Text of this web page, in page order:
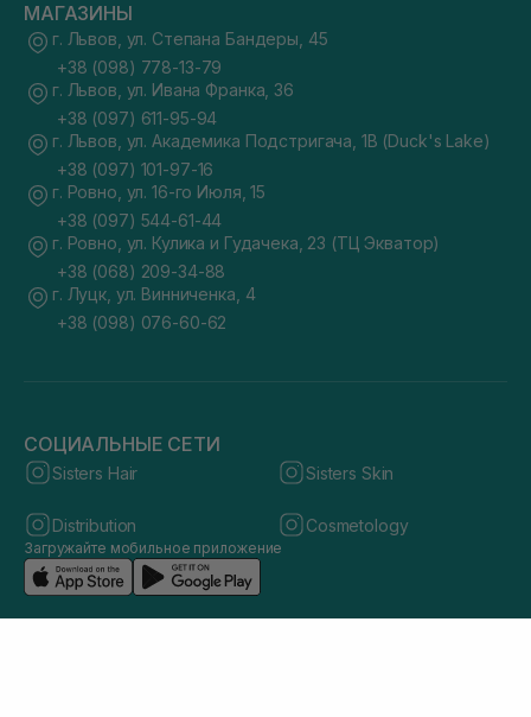
МАГАЗИНЫ
г. Львов, ул. Степана Бандеры, 45
+38 (098) 778-13-79
г. Львов, ул. Ивана Франка, 36
+38 (097) 611-95-94
г. Львов, ул. Академика Подстригача, 1В (Duck's Lake)
+38 (097) 101-97-16
г. Ровно, ул. 16-го Июля, 15
+38 (097) 544-61-44
г. Ровно, ул. Кулика и Гудачека, 23 (ТЦ Экватор)
+38 (068) 209-34-88
г. Луцк, ул. Винниченка, 4
+38 (098) 076-60-62
СОЦИАЛЬНЫЕ СЕТИ
Sisters Hair Sisters Skin
Distribution Cosmetology
Загружайте мобильное приложение